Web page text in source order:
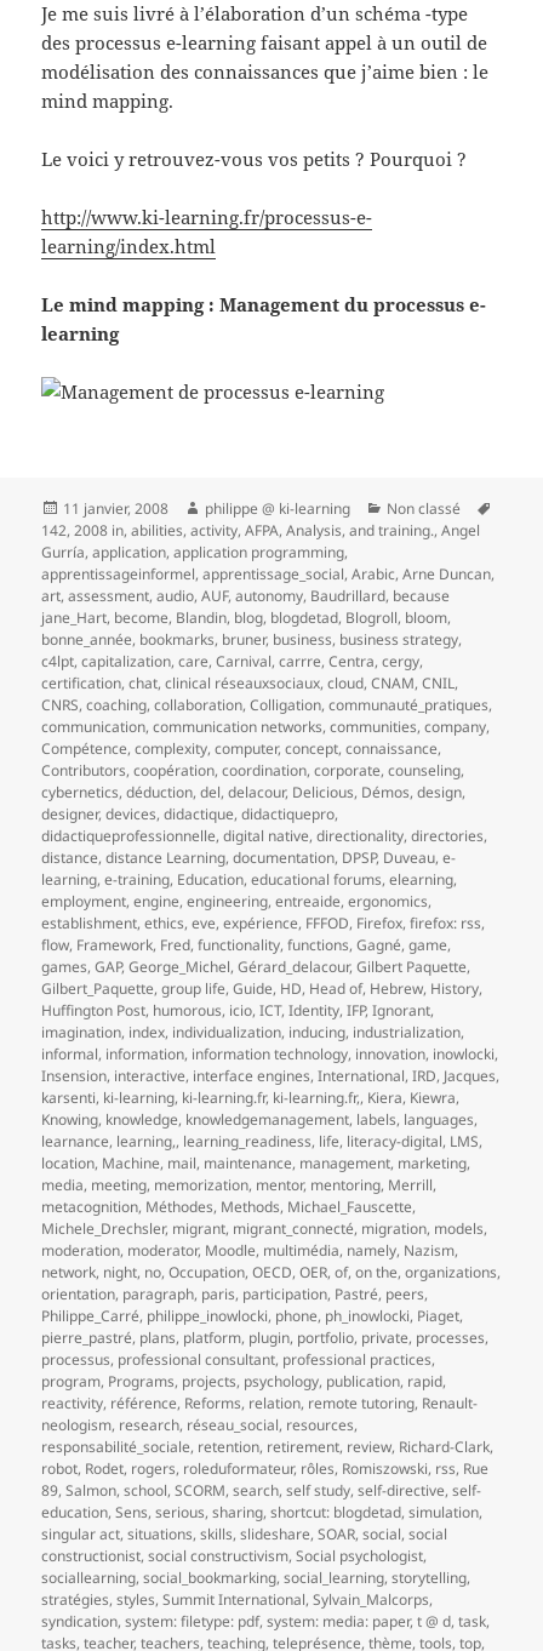
Je me suis livré à l’élaboration d’un schéma -type
des processus e-learning faisant appel à un outil de
modélisation des connaissances que j’aime bien : le
mind mapping.
Le voici y retrouvez-vous vos petits ? Pourquoi ?
http://www.ki-learning.fr/processus-e-
learning/index.html
Le mind mapping : Management du processus e-
learning
Publié
le
11 janvier, 2008 Auteur
philippe @ ki-learning Catégories
Non classé
142,2008 in,abilities,activity,AFPA,Analysis,and training.,Angel
Gurría,application,application programming,
apprentissageinformel,apprentissage_social,Arabic,Arne Duncan,
art,assessment,audio,AUF,autonomy, Baudrillard, because
jane_Hart, become, Blandin, blog, blogdetad, Blogroll, bloom,
bonne_année, bookmarks, bruner, business, business strategy,
c4lpt,capitalization,care,Carnival,carrre,Centra,cergy,
certification,chat,clinical réseauxsociaux,cloud,CNAM,CNIL,
CNRS,coaching,collaboration,Colligation,communauté_pratiques,
communication,communication networks,communities,company,
Compétence,complexity,computer,concept,connaissance,
Contributors,coopération,coordination,corporate,counseling,
cybernetics,déduction,del,delacour, Delicious, Démos,design,
designer,devices,didactique,didactiquepro,
didactiqueprofessionnelle,digital native,directionality,directories,
distance,distance Learning,documentation, DPSP, Duveau,e-
learning,e-training, Education,educational forums,elearning,
employment,engine,engineering,entreaide,ergonomics,
establishment,ethics,eve,expérience, FFFOD, Firefox,firefox: rss,
flow, Framework, Fred,functionality,functions,Gagné,game,
games,GAP,George_Michel,Gérard_delacour,Gilbert Paquette,
Gilbert_Paquette,group life,Guide, HD, Head of, Hebrew, History,
Huffington Post, humorous, icio,ICT,Identity,IFP,Ignorant,
imagination, index, individualization, inducing, industrialization,
informal, information, information technology, innovation, inowlocki,
Insension, interactive, interface engines,International,IRD, Jacques,
karsenti, ki-learning, ki-learning.fr, ki-learning.fr,, Kiera, Kiewra,
Knowing, knowledge, knowledgemanagement, labels, languages,
learnance, learning,, learning_readiness, life, literacy-digital, LMS,
location, Machine, mail, maintenance, management, marketing,
media, meeting, memorization, mentor, mentoring, Merrill,
metacognition, Méthodes, Methods, Michael_Fauscette,
Michele_Drechsler, migrant, migrant_connecté, migration, models,
moderation, moderator, Moodle, multimédia, namely, Nazism,
network, night, no,Occupation,OECD,OER,of,on the,organizations,
orientation, paragraph, paris, participation, Pastré, peers,
Philippe_Carré, philippe_inowlocki, phone, ph_inowlocki, Piaget,
pierre_pastré, plans, platform, plugin, portfolio, private, processes,
processus, professional consultant, professional practices,
program, Programs, projects, psychology, publication, rapid,
reactivity, référence, Reforms, relation, remote tutoring, Renault-
neologism, research, réseau_social, resources,
responsabilité_sociale, retention, retirement, review, Richard-Clark,
robot, Rodet, rogers, roleduformateur, rôles, Romiszowski, rss, Rue
89,Salmon,school,SCORM,search,self study,self-directive,self-
education,Sens,serious,sharing,shortcut: blogdetad,simulation,
singular act,situations,skills,slideshare,SOAR,social,social
constructionist,social constructivism,Social psychologist,
sociallearning,social_bookmarking,social_learning,storytelling,
stratégies,styles,Summit International,Sylvain_Malcorps,
syndication,system: filetype: pdf,system: media: paper,t @ d,task,
tasks,teacher,teachers,teaching,teleprésence,thème,tools,top,